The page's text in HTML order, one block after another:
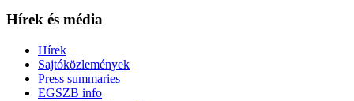
Hírek és média
Hírek
Sajtóközlemények
Press summaries
EGSZB info